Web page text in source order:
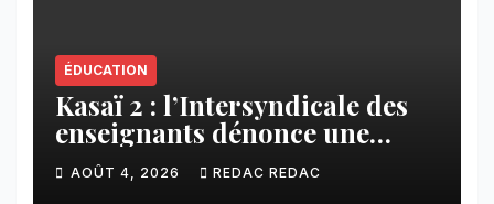
ÉDUCATION
Kasaï 2 : l’Intersyndicale des
enseignants dénonce une
contribution financière
imposée aux écoles de la
AOÛT 4, 2026 REDAC REDAC